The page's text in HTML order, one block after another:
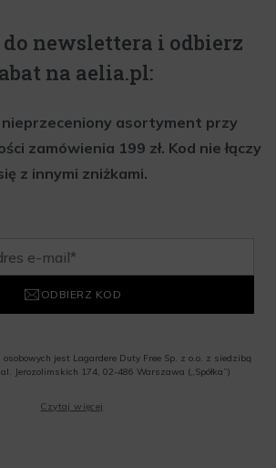
do newslettera i odbierz
na aelia.pl:
nieprzeceniony asortyment przy
zamówienia 199 zł. Kod nie łączy
z innymi zniżkami.
ODBIERZ KOD
jest Lagardere Duty Free Sp. z o.o. z siedzibą
Jerozolimskich 174, 02-486 Warszawa („Spółka”)
w tym newslettera, informacji o promocjach i
Czytaj więcej